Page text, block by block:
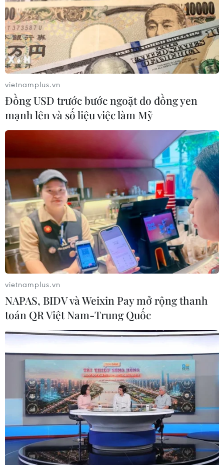
TIN CÙNG CHUYÊN MỤC
Lâm Đồng vào cao điểm vụ cá Nam,
ngư dân phấn khởi vươn khơi
06/08/2026 09:06
Giá dầu tăng khi nhà đầu tư thận
trọng trước tình hình Trung Đông
06/08/2026 09:03
Giá vàng tăng phiên thứ tư liên tiếp,
chạm mức cao nhất trong 7 tuần
06/08/2026 08:36
Xăng dầu trong nước đồng loạt giảm,
E10RON95-III xuống còn 22.324
đồng/lít
06/08/2026 08:07
Cà Mau triển khai đợt cao điểm
vietnamplus.vn
Đồng USD trước bước ngoặt do đồng yen
mạnh lên và số liệu việc làm Mỹ
vietnamplus.vn
NAPAS, BIDV và Weixin Pay mở rộng thanh
toán QR Việt Nam-Trung Quốc